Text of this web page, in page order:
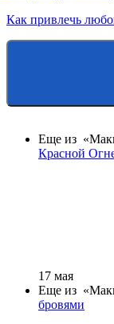
Как привлечь
Еще из
Красной
17 мая
Еще из
бровями